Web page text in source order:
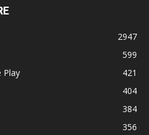
2947
599
Play
421
404
384
356